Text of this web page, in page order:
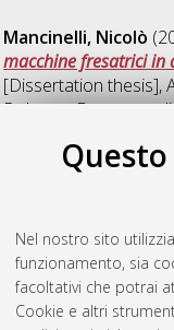
Nel nostro sito
funzionamento, sia
facoltativi che potrai
Cookie e altri
Mancinelli, Nicolò
macchine fresatrici in
[Dissertation thesis],
Bologna. Dottorato
Meli, Enrico(2010)
ferroviari: sviluppo
per l'analisi del
Alma Mater
ricerca inMeccanica
10.6092/unibo/